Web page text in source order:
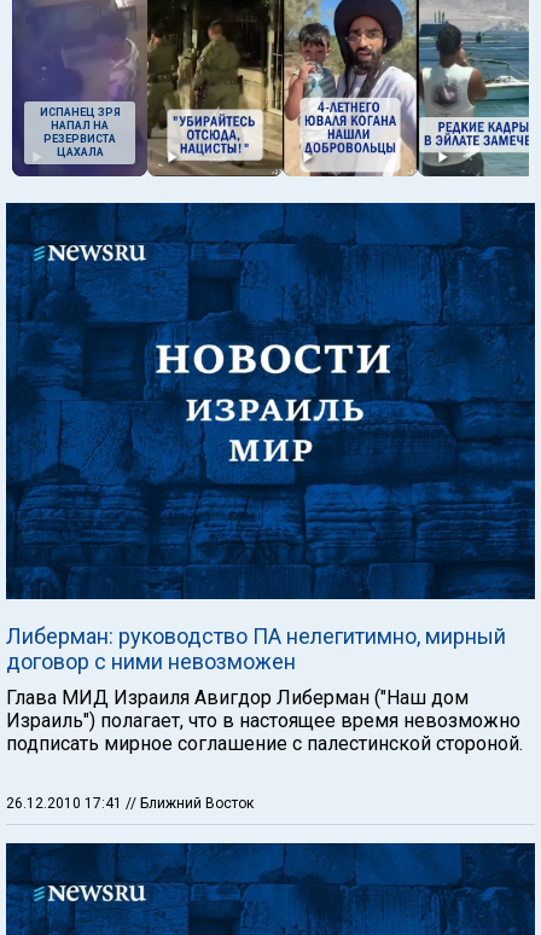
ИСПАНЕЦ ЗРЯ
НАПАЛ НА
РЕЗЕРВИСТА
ЦАХАЛА
Либерман: руководство ПА нелегитимно, мирный
договор с ними невозможен
Глава МИД Израиля Авигдор Либерман ("Наш дом
Израиль") полагает, что в настоящее время невозможно
подписать мирное соглашение с палестинской стороной.
26.12.2010 17:41 // Ближний Восток